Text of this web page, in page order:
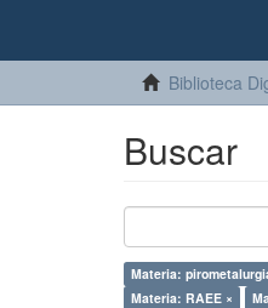
Biblioteca
Buscar
Materia:
Materia: RAEE ×